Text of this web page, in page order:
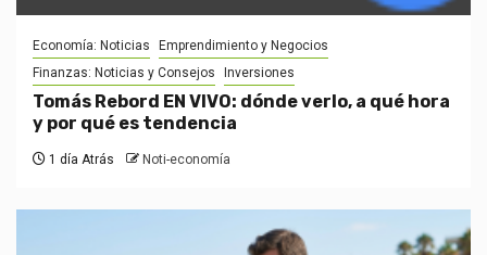
Economía: Noticias
Emprendimiento y Negocios
Finanzas: Noticias y Consejos
Inversiones
Tomás Rebord EN VIVO: dónde verlo, a qué hora
y por qué es tendencia
1 día Atrás Noti-economía